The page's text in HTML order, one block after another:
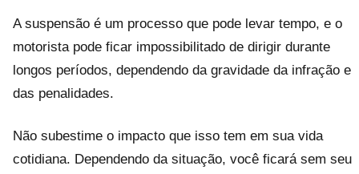
A suspensão é um processo que pode levar tempo, e o
motorista pode ficar impossibilitado de dirigir durante
longos períodos, dependendo da gravidade da infração e
das penalidades.
Não subestime o impacto que isso tem em sua vida
cotidiana. Dependendo da situação, você ficará sem seu